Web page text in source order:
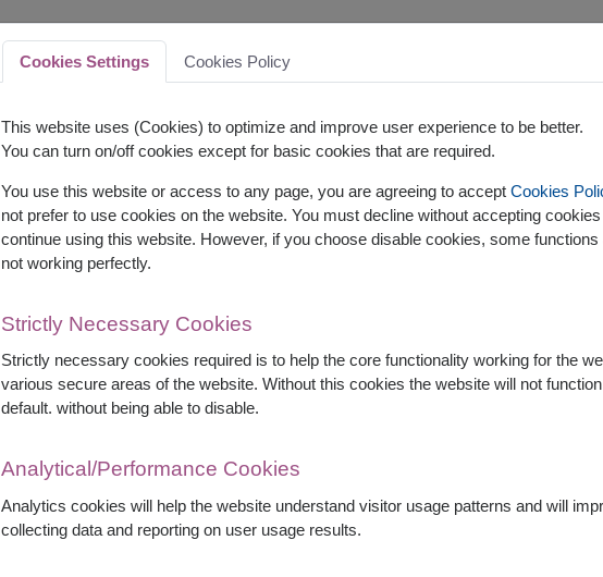
Cookies Settings Cookies Policy
This website uses (Cookies) to optimize and improve user experience to be better.
You can turn on/off cookies except for basic cookies that are required.
You use this website or access to any page, you are agreeing to accept Cookies
not prefer to use cookies on the website. You must decline without accepting
continue using this website. However, if you choose disable cookies, some
not working perfectly.
Strictly Necessary Cookies
Strictly necessary cookies required is to help the core functionality working for the
various secure areas of the website. Without this cookies the website will not
default. without being able to disable.
Analytical/Performance Cookies
Analytics cookies will help the website understand visitor usage patterns and will
collecting data and reporting on user usage results.